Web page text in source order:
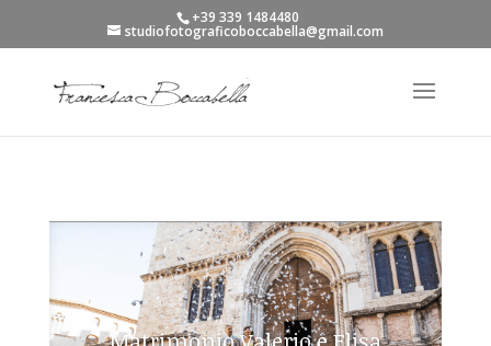
+39 339 1484480
studiofotograficoboccabella@gmail.com